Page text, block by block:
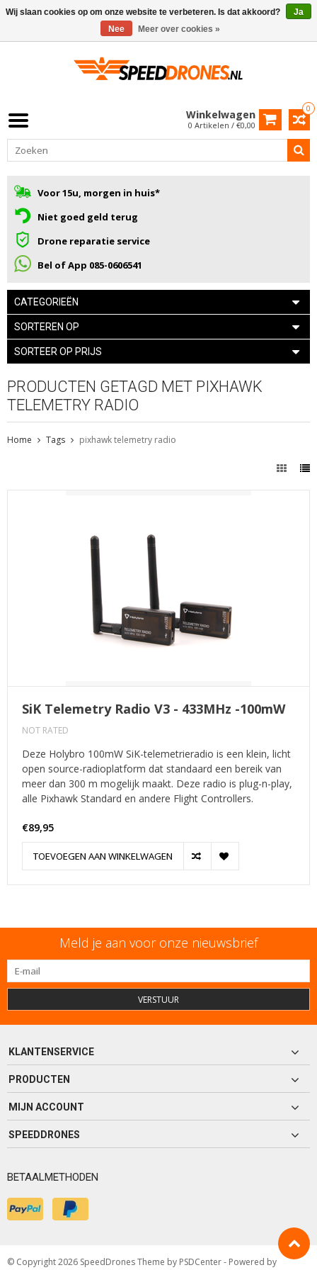
0
Winkelwagen
0 Artikelen / €0,00
Voor 15u, morgen in huis*
Niet goed geld terug
Drone reparatie service
Bel of App 085-0606541
CATEGORIEËN
SORTEREN OP
SORTEER OP PRIJS
PRODUCTEN GETAGD MET PIXHAWK
TELEMETRY RADIO
Home Tags pixhawk telemetry radio
SiK Telemetry Radio V3 - 433MHz -100mW
NOT RATED
Deze Holybro 100mW SiK-telemetrieradio is een klein, licht
open source-radioplatform dat standaard een bereik van
meer dan 300 m mogelijk maakt. Deze radio is plug-n-play,
alle Pixhawk Standard en andere Flight Controllers.
€89,95
TOEVOEGEN AAN WINKELWAGEN
Meld je aan voor onze nieuwsbrief
VERSTUUR
KLANTENSERVICE
PRODUCTEN
MIJN ACCOUNT
SPEEDDRONES
BETAALMETHODEN
© Copyright 2026 SpeedDrones Theme by PSDCenter- Powered by
Wij slaan cookies op om onze website te verbeteren. Is dat akkoord?
Ja
Nee
Meer over cookies »